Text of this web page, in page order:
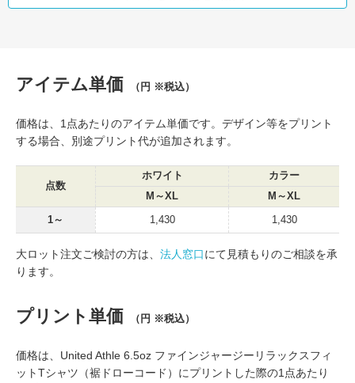
アイテム単価 （円 ※税込）
価格は、1点あたりのアイテム単価です。デザイン等をプリント
する場合、別途プリント代が追加されます。
点数
ホワイト
カラー
M～XL
M～XL
1～ 1,430 1,430
大ロット注文ご検討の方は、 法人窓口にて見積もりのご相談を承
ります。
プリント単価 （円 ※税込）
価格は、United Athle 6.5oz ファインジャージーリラックスフィ
ットTシャツ（裾ドローコード）にプリントした際の1点あたり